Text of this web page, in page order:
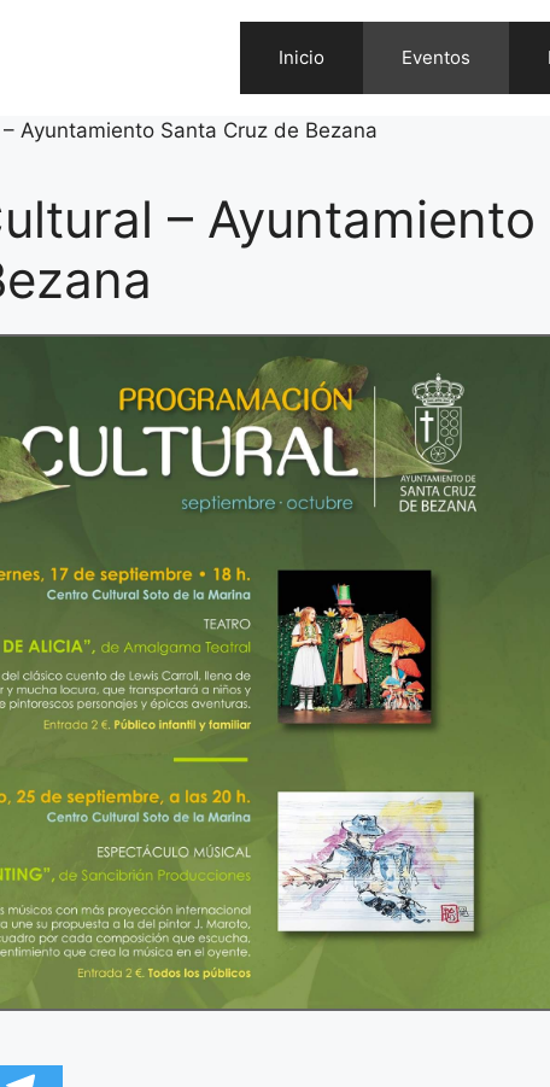
Inicio Eventos
Ayuntamiento Santa Cruz de Bezana
– Ayuntamiento